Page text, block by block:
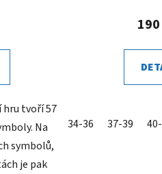
hru tvoří 57
Na
symbolů,
je pak
34-36 37-39